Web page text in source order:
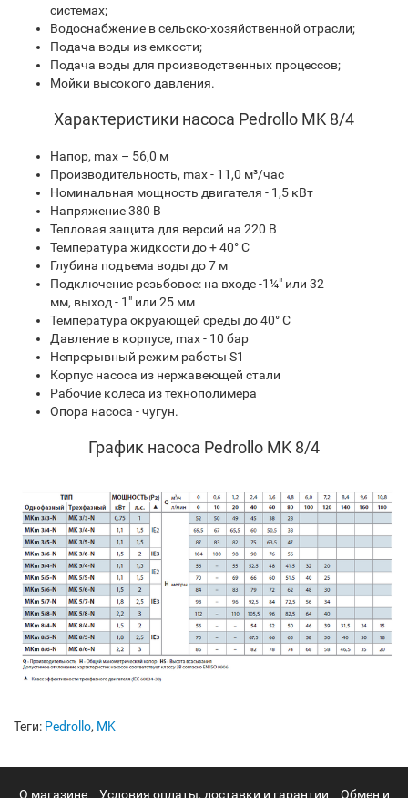
системах;
Водоснабжение в сельско-хозяйственной отрасли;
Подача воды из емкости;
Подача воды для производственных процессов;
Мойки высокого давления.
Характеристики насоса Pedrollo MK 8/4
Напор, max – 56,0 м
Производительность, max - 11,0 м³/час
Номинальная мощность двигателя - 1,5 кВт
Напряжение 380 В
Тепловая защита для версий на 220 В
Температура жидкости до + 40° С
Глубина подъема воды до 7 м
Подключение резьбовое: на входе -1¼″ или 32
мм, выход - 1″ или 25 мм
Температура окруающей среды до 40° С
Давление в корпусе, max - 10 бар
Непрерывный режим работы S1
Корпус насоса из нержавеющей стали
Рабочие колеса из технополимера
Опора насоса - чугун.
График насоса Pedrollo MK 8/4
Теги: Pedrollo, MK
О магазине Условия оплаты, доставки и гарантии Обмен и